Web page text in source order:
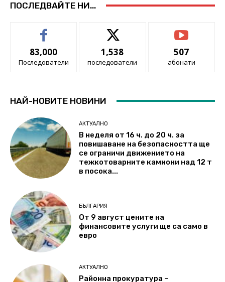
ПОСЛЕДВАЙТЕ НИ...
83,000
Последователи
1,538
последователи
507
абонати
НАЙ-НОВИТЕ НОВИНИ
АКТУАЛНО
В неделя от 16 ч. до 20 ч. за
повишаване на безопасността ще
се ограничи движението на
тежкотоварните камиони над 12 т
в посока...
БЪЛГАРИЯ
От 9 август цените на
финансовите услуги ще са само в
евро
АКТУАЛНО
Районна прокуратура –